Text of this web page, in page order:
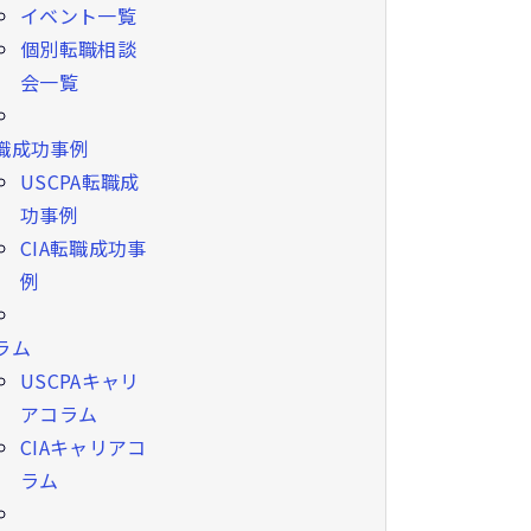
イベント一覧
個別転職相談
会一覧
成功事例
USCPA転職成
功事例
CIA転職成功事
例
ム
USCPAキャリ
アコラム
CIAキャリアコ
ラム